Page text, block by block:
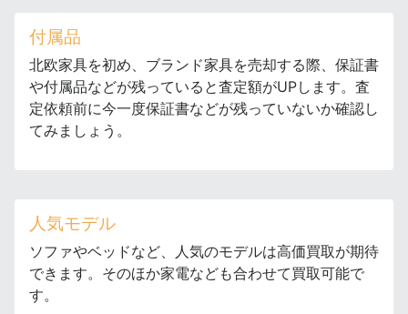
付属品
北欧家具を初め、ブランド家具を売却する際、保証書
や付属品などが残っていると査定額がUPします。査
定依頼前に今一度保証書などが残っていないか確認し
てみましょう。
人気モデル
ソファやベッドなど、人気のモデルは高価買取が期待
できます。そのほか家電なども合わせて買取可能で
す。